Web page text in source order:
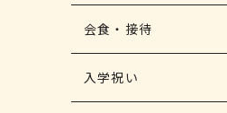
会食・接待
入学祝い